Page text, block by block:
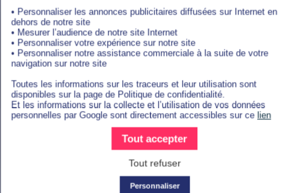
DÉPOSER SA CANDIDATURE
Marketing, Communication Et IA
Alternance Chef de Projet E-
commerce Junior - Joinville-le-
• Personnaliser les annonces publicitaires diffusées sur Internet en
dehors de notre site
• Mesurer l’audience de notre site Internet
• Personnaliser votre expérience sur notre site
• Personnaliser notre assistance commerciale à la suite de votre
navigation sur notre site
Toutes les informations sur les traceurs et leur utilisation sont
disponibles sur la page de Politique de confidentialité.
Et les informations sur la collecte et l’utilisation de vos données
personnelles par Google sont directement accessibles sur ce lien
Tout accepter
Tout refuser
Personnaliser